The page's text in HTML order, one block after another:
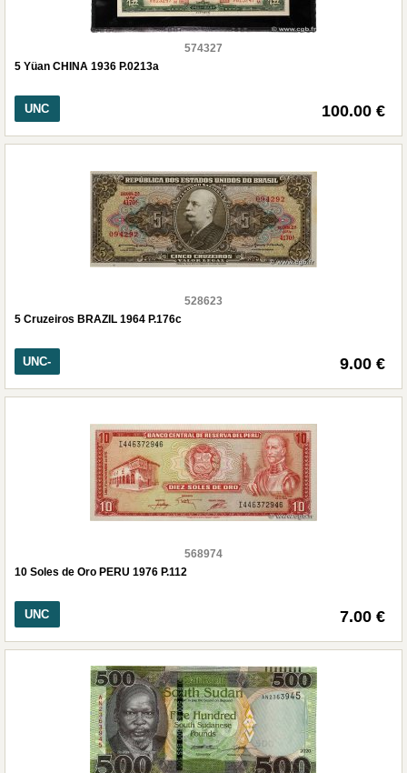
574327
5 Yüan CHINA 1936 P.0213a
UNC 100.00 €
528623
5 Cruzeiros BRAZIL 1964 P.176c
UNC- 9.00 €
568974
10 Soles de Oro PERU 1976 P.112
UNC 7.00 €